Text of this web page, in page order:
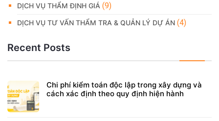
DỊCH VỤ THẨM ĐỊNH GIÁ (9)
DỊCH VỤ TƯ VẤN THẨM TRA & QUẢN LÝ DỰ ÁN (4)
Recent Posts
Chi phí kiểm toán độc lập trong xây dựng và
cách xác định theo quy định hiện hành